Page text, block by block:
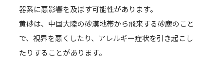
器系に悪影響を及ぼす可能性があります。
黄砂は、中国大陸の砂漠地帯から飛来する砂塵のこと
で、視界を悪くしたり、アレルギー症状を引き起こし
たりすることがあります。